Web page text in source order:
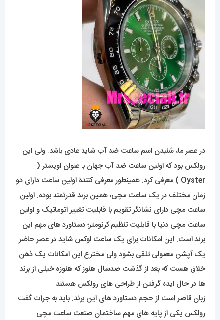
در عصر ما، شنیدن اسم ساعت ضد آب شاید عادی باشد. ولی این
رولکس بود که اولین ساعت ضد آب جهان با عنوان اویستر (
Oyster ) معرفی کرد. همینطور معرفی کنندۀ اولین ساعت دارای دو
زمان مختلف در یک ساعت مچی، همین برند قدرتمند بوده. اولین
ساعت مچی دارای نشانگر تقویم با قابلیت تغییر اتوماتیک و اولین
ساعت مچی دنیا با قابلیت تنظیم کرنومتر؛ دستاورد های مهم این
برند است. این امکانات برای یک ساعت لوکس شاید در عصر حاضر
یک آپشن معمولی تلقی بشود ولی مخترع این امکانات یک ذهن
خلاق هست که بعد از گذشت صدسال هنوز که هنوزه خیلی از برند
ها در حال ایده گرفتن از طراحی های رولکس هستند.
زبان قاصر است از حجم دستاورد های این برند. باید به جرأت گفت
رولکس یکی از پایه های مهم ساختمان صنعت ساعت مچی